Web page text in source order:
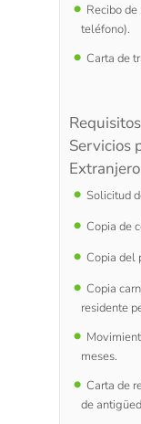
Recibo
teléfono).
Carta de
Servicios
Solicitud
Copia de
Copia del
Copia
residente
meses.
Carta de
de